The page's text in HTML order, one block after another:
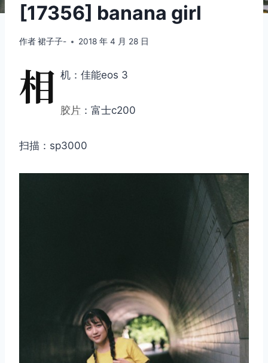
[17356] banana girl
作者裙子子- 2018 年 4 月 28 日
相 机：佳能eos 3
胶片 ：富士c200
扫描：sp3000